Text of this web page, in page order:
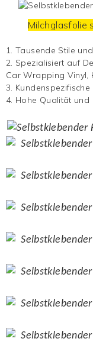
Milchglasfolie
1. Tausende Stile
2. Spezialisiert auf
Car Wrapping Vinyl,
3.
4. Hohe Qualität und